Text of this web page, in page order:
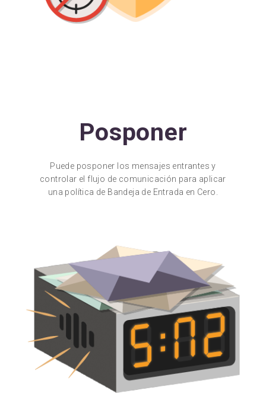
Posponer
Puede posponer los mensajes entrantes y
controlar el flujo de comunicación para aplicar
una política de Bandeja de Entrada en Cero.